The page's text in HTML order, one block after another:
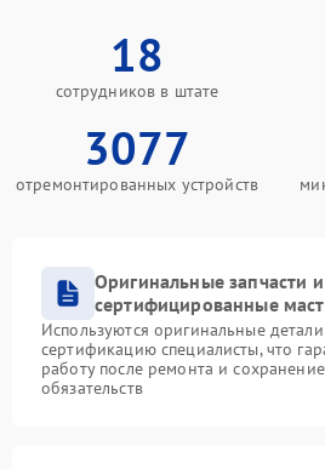
18
сотрудников в штате
3077
отремонтированных устройств
Оригинальные запчасти и
сертифицированные
Используются оригинальные
сертификацию специалисты, что
работу после ремонта и
обязательств